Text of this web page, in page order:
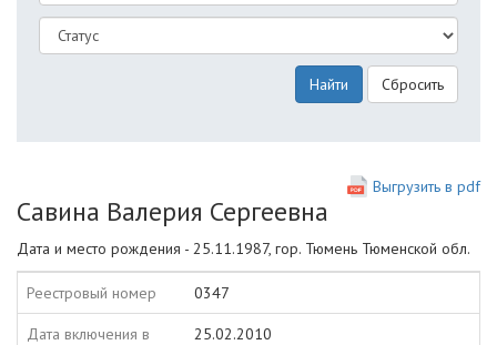
Найти Сбросить
Выгрузить в pdf
Савина Валерия Сергеевна
Дата и место рождения - 25.11.1987, гор. Тюмень Тюменской обл.
Реестровый номер 0347
Дата включения в
25.02.2010